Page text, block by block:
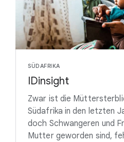
SÜDAFRIKA
IDinsight
Zwar ist die
Südafrika in den letzten
doch Schwangeren und
Mutter geworden sind,